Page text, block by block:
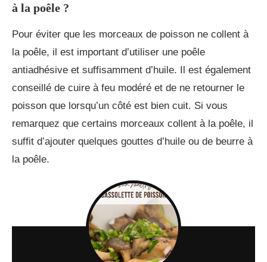
à la poêle ?
Pour éviter que les morceaux de poisson ne collent à
la poêle, il est important d’utiliser une poêle
antiadhésive et suffisamment d’huile. Il est également
conseillé de cuire à feu modéré et de ne retourner le
poisson que lorsqu’un côté est bien cuit. Si vous
remarquez que certains morceaux collent à la poêle, il
suffit d’ajouter quelques gouttes d’huile ou de beurre à
la poêle.